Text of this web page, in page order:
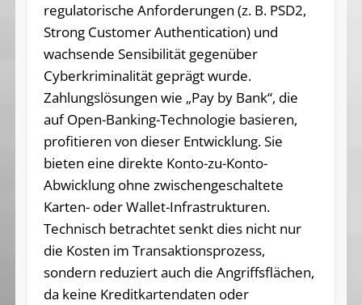
regulatorische Anforderungen (z. B. PSD2,
Strong Customer Authentication) und
wachsende Sensibilität gegenüber
Cyberkriminalität geprägt wurde.
Zahlungslösungen wie „Pay by Bank“, die
auf Open-Banking-Technologie basieren,
profitieren von dieser Entwicklung. Sie
bieten eine direkte Konto-zu-Konto-
Abwicklung ohne zwischengeschaltete
Karten- oder Wallet-Infrastrukturen.
Technisch betrachtet senkt dies nicht nur
die Kosten im Transaktionsprozess,
sondern reduziert auch die Angriffsflächen,
da keine Kreditkartendaten oder